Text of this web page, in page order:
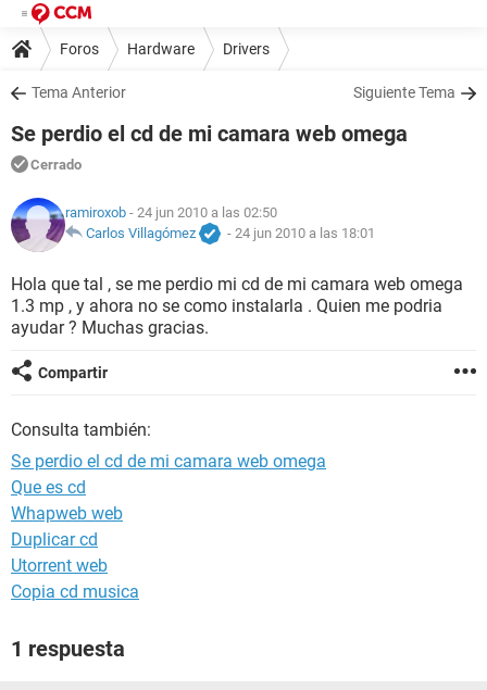
Foros Hardware Drivers
Tema Anterior Siguiente Tema
Se perdio el cd de mi camara web omega
Cerrado
ramiroxob - 24 jun 2010 a las 02:50
Carlos Villagómez
- 24 jun 2010 a las 18:01
Hola que tal , se me perdio mi cd de mi camara web omega
1.3 mp , y ahora no se como instalarla . Quien me podria
ayudar ? Muchas gracias.
Compartir
Consulta también:
Se perdio el cd de mi camara web omega
Que es cd
Whapweb web
Duplicar cd
Utorrent web
Copia cd musica
1 respuesta